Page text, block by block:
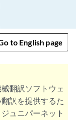
to English page
翻訳ソフトウェ
訳を提供するた
ュニパーネット